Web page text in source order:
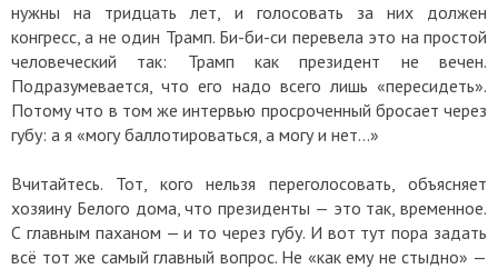
нужны на тридцать лет, и голосовать за них должен
конгресс, а не один Трамп. Би-би-си перевела это на простой
человеческий так: Трамп как президент не вечен.
Подразумевается, что его надо всего лишь «пересидеть».
Потому что в том же интервью просроченный бросает через
губу: а я «могу баллотироваться, а могу и нет…»
Вчитайтесь. Тот, кого нельзя переголосовать, объясняет
хозяину Белого дома, что президенты — это так, временное.
С главным паханом — и то через губу. И вот тут пора задать
всё тот же самый главный вопрос. Не «как ему не стыдно» —